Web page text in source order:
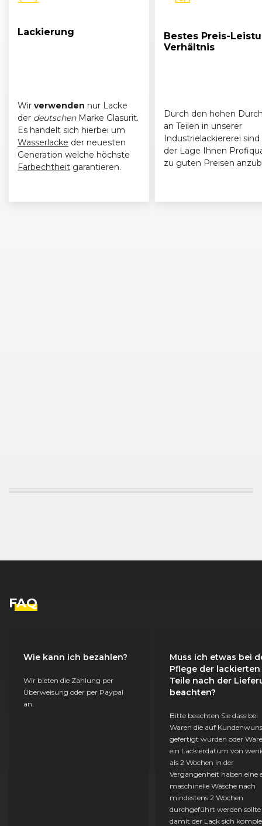
Lackierung
Wir verwenden nur Lacke
der deutschenMarke Glasurit.
Es handelt sich hierbei um
Wasserlacke der neuesten
Generation welche höchste
Farbechtheit garantieren.
Bestes Preis-
Verhältnis
Durch den hohen
an Teilen in unserer
Industrielackiererei sind
der Lage Ihnen
zu guten Preisen
FAQ
Wie kann ich bezahlen?
Wir bieten die Zahlung per
Überweisung oder per Paypal
an.
Muss ich etwas bei
Pflege der lackierten
Teile nach der
beachten?
Bitte beachten Sie dass bei
Waren die auf
gefertigt wurden oder
ein Lackierdatum von
als 2 Wochen in der
Vergangenheit haben eine
maschinelle Wäsche nach
mindestens 2 Wochen
durchgeführt werden sollte
damit der Lack sich